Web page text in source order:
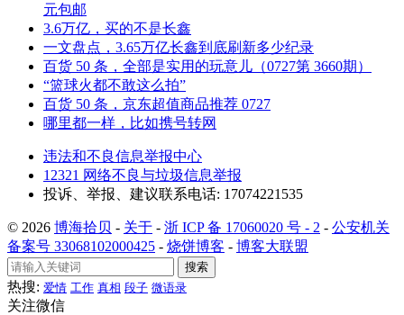
元包邮
3.6万亿，买的不是长鑫
一文盘点，3.65万亿长鑫到底刷新多少纪录
百货 50 条，全部是实用的玩意儿（0727第 3660期）
“篮球火都不敢这么拍”
百货 50 条，京东超值商品推荐 0727
哪里都一样，比如携号转网
违法和不良信息举报中心
12321 网络不良与垃圾信息举报
投诉、举报、建议联系电话: 17074221535
© 2026 博海拾贝 - 关于 - 浙 ICP 备 17060020 号 - 2 - 公安机关
备案号 33068102000425 - 烧饼博客 - 博客大联盟
搜索
热搜: 爱情 工作 真相 段子 微语录
关注微信